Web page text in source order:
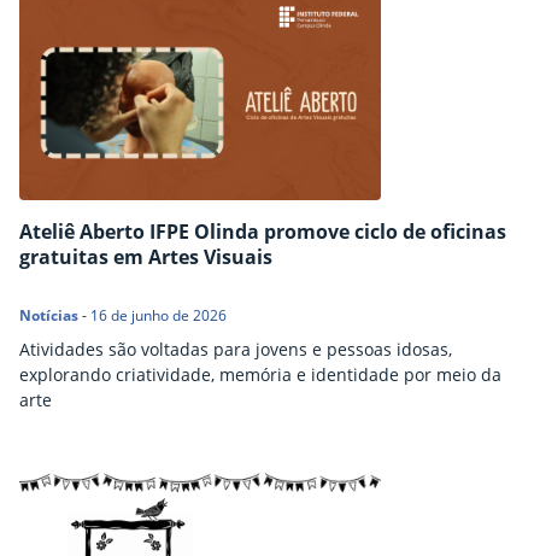
Ateliê Aberto IFPE Olinda promove ciclo de oficinas
gratuitas em Artes Visuais
Notícias- 16 de junho de 2026
Atividades são voltadas para jovens e pessoas idosas,
explorando criatividade, memória e identidade por meio da
arte